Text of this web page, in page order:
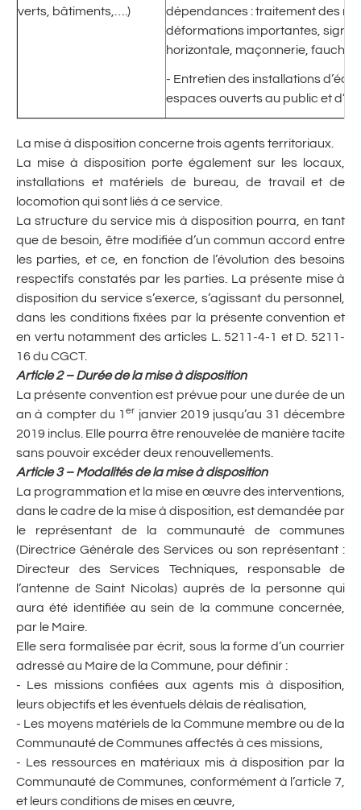
verts, bâtiments,….)
dépendances : traitement des
déformations importantes,
horizontale, maçonnerie,
- Entretien des installations
espaces ouverts au public et
La mise à disposition concerne trois agents territoriaux.
La mise à disposition porte également sur les locaux,
installations et matériels de bureau, de travail et de
locomotion qui sont liés à ce service.
La structure du service mis à disposition pourra, en tant
que de besoin, être modifiée d’un commun accord entre
les parties, et ce, en fonction de l’évolution des besoins
respectifs constatés par les parties. La présente mise à
disposition du service s’exerce, s’agissant du personnel,
dans les conditions fixées par la présente convention et
en vertu notamment des articles L. 5211-4-1 et D. 5211-
16 du CGCT.
Article 2 – Durée de la mise à disposition
La présente convention est prévue pour une durée de un
an à compter du 1er janvier 2019 jusqu’au 31 décembre
2019 inclus. Elle pourra être renouvelée de manière tacite
sans pouvoir excéder deux renouvellements.
Article 3 – Modalités de la mise à disposition
La programmation et la mise en œuvre des interventions,
dans le cadre de la mise à disposition, est demandée par
le représentant de la communauté de communes
(Directrice Générale des Services ou son représentant :
Directeur des Services Techniques, responsable de
l’antenne de Saint Nicolas) auprès de la personne qui
aura été identifiée au sein de la commune concernée,
par le Maire.
Elle sera formalisée par écrit, sous la forme d’un courrier
adressé au Maire de la Commune, pour définir :
- Les missions confiées aux agents mis à disposition,
leurs objectifs et les éventuels délais de réalisation,
- Les moyens matériels de la Commune membre ou de la
Communauté de Communes affectés à ces missions,
- Les ressources en matériaux mis à disposition par la
Communauté de Communes, conformément à l’article 7,
et leurs conditions de mises en œuvre,